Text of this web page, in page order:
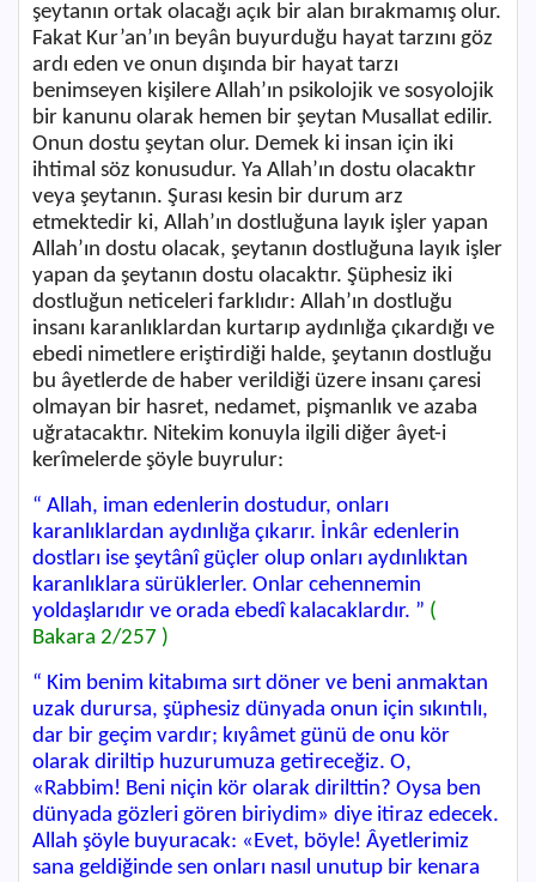
şeytanın ortak olacağı açık bir alan bırakmamış olur.
Fakat Kur’an’ın beyân buyurduğu hayat tarzını göz
ardı eden ve onun dışında bir hayat tarzı
benimseyen kişilere Allah’ın psikolojik ve sosyolojik
bir kanunu olarak hemen bir şeytan Musallat edilir.
Onun dostu şeytan olur. Demek ki insan için iki
ihtimal söz konusudur. Ya Allah’ın dostu olacaktır
veya şeytanın. Şurası kesin bir durum arz
etmektedir ki, Allah’ın dostluğuna layık işler yapan
Allah’ın dostu olacak, şeytanın dostluğuna layık işler
yapan da şeytanın dostu olacaktır. Şüphesiz iki
dostluğun neticeleri farklıdır: Allah’ın dostluğu
insanı karanlıklardan kurtarıp aydınlığa çıkardığı ve
ebedi nimetlere eriştirdiği halde, şeytanın dostluğu
bu âyetlerde de haber verildiği üzere insanı çaresi
olmayan bir hasret, nedamet, pişmanlık ve azaba
uğratacaktır. Nitekim konuyla ilgili diğer âyet-i
kerîmelerde şöyle buyrulur:
“ Allah, iman edenlerin dostudur, onları
karanlıklardan aydınlığa çıkarır. İnkâr edenlerin
dostları ise şeytânî güçler olup onları aydınlıktan
karanlıklara sürüklerler. Onlar cehennemin
yoldaşlarıdır ve orada ebedî kalacaklardır. ” (
Bakara 2/257 )
“ Kim benim kitabıma sırt döner ve beni anmaktan
uzak durursa, şüphesiz dünyada onun için sıkıntılı,
dar bir geçim vardır; kıyâmet günü de onu kör
olarak diriltip huzurumuza getireceğiz. O,
«Rabbim! Beni niçin kör olarak dirilttin? Oysa ben
dünyada gözleri gören biriydim» diye itiraz edecek.
Allah şöyle buyuracak: «Evet, böyle! Âyetlerimiz
sana geldiğinde sen onları nasıl unutup bir kenara